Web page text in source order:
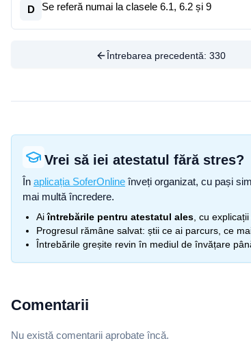
D Se referă numai la clasele 6.1, 6.2 și 9
Întrebarea precedentă: 330
Vrei să iei atestatul fără stres?
În aplicația SoferOnline înveți organizat, cu pași
mai multă încredere.
Aiîntrebările pentru atestatul ales , cu
Progresul rămâne salvat: știi ce ai parcurs, ce
Întrebările greșite revin în mediul de învățare
Comentarii
Nu există comentarii aprobate încă.